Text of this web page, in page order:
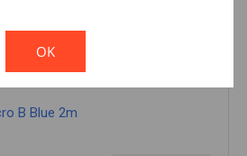
B Blue 2m
!
Not valid!
OK